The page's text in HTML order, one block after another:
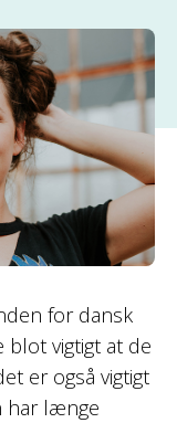
for dansk
blot vigtigt at de
er også vigtigt
har længe